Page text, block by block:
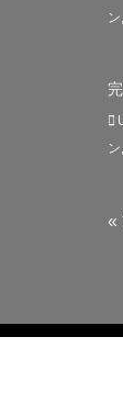
ン,
ン,
«